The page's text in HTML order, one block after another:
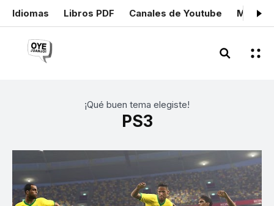
Idiomas Libros PDF Canales de Youtube Mis
¡Qué buen tema elegiste!
PS3